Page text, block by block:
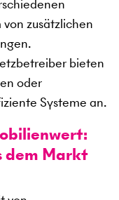
zusätzlichen
bieten
oder
Systeme an.
dem Markt